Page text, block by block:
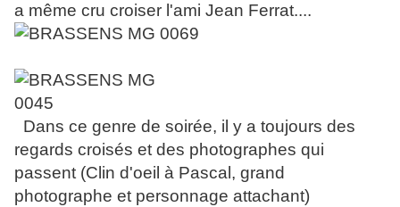
a même cru croiser l'ami Jean Ferrat....
Dans ce genre de soirée, il y a toujours des
regards croisés et des photographes qui
passent (Clin d'oeil à Pascal, grand
photographe et personnage attachant)